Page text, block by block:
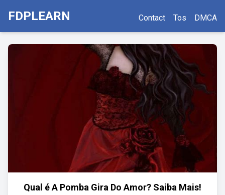
FDPLEARN Contact Tos DMCA
Qual é A Pomba Gira Do Amor? Saiba Mais!